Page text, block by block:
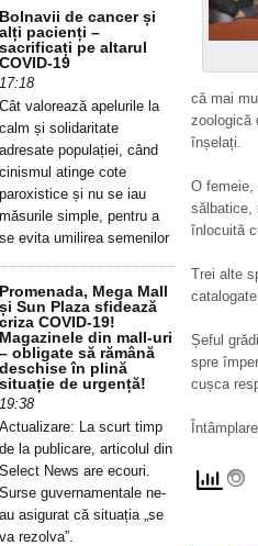
că mai
zoologică
înșelați.
O femeie,
sălbatice,
înlocuită
Trei alte
Șeful
spre
cușca
Bolnavii de cancer și
alți pacienți –
sacrificați pe altarul
COVID-19
17:18
Cât valorează apelurile la
calm și solidaritate
adresate populației, când
cinismul atinge cote
paroxistice și nu se iau
măsurile simple, pentru a
se evita umilirea semenilor
Promenada, Mega Mall
și Sun Plaza sfidează
criza COVID-19!
Magazinele din mall-uri
– obligate să rămână
deschise în plină
situație de urgență!
19:38
Actualizare: La scurt timp
de la publicare, articolul din
Select News are ecouri.
Surse guvernamentale ne-
au asigurat că situația „se
va rezolva”.